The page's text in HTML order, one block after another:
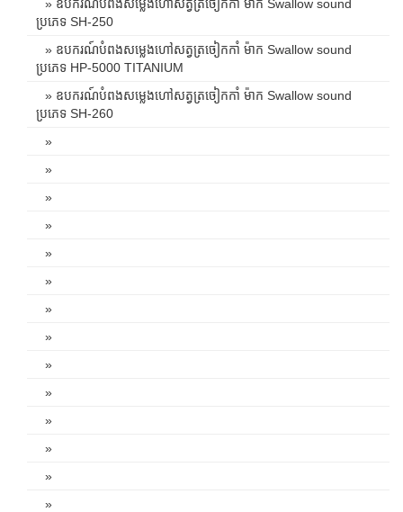
» ឧបករណ៍បំពងសម្លេងហៅសត្វត្រចៀកកាំ ម៉ាក Swallow sound
ប្រភេទ SH-250
» ឧបករណ៍បំពងសម្លេងហៅសត្វត្រចៀកកាំ ម៉ាក Swallow sound
ប្រភេទ HP-5000 TITANIUM
» ឧបករណ៍បំពងសម្លេងហៅសត្វត្រចៀកកាំ ម៉ាក Swallow sound
ប្រភេទ SH-260
»
»
»
»
»
»
»
»
»
»
»
»
»
»